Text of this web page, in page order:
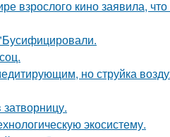
взрослого кино заявила,
но струйка
экосистему.